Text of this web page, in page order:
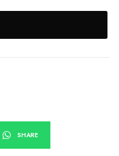
SHARE